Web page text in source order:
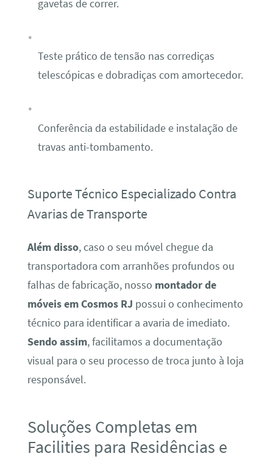
gavetas de correr.
Teste prático de tensão nas corrediças
telescópicas e dobradiças com amortecedor.
Conferência da estabilidade e instalação de
travas anti-tombamento.
Suporte Técnico Especializado Contra
Avarias de Transporte
Além disso, caso o seu móvel chegue da
transportadora com arranhões profundos ou
falhas de fabricação, nosso montador de
móveis em Cosmos RJ possui o conhecimento
técnico para identificar a avaria de imediato.
Sendo assim, facilitamos a documentação
visual para o seu processo de troca junto à loja
responsável.
Soluções Completas em
Facilities para Residências e